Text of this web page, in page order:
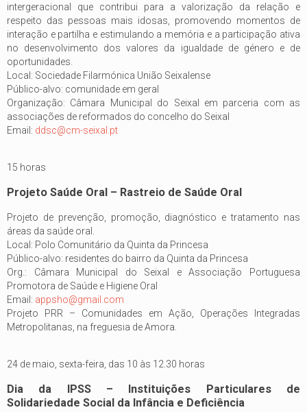
intergeracional que contribui para a valorização da relação e
respeito das pessoas mais idosas, promovendo momentos de
interação e partilha e estimulando a memória e a participação ativa
no desenvolvimento dos valores da igualdade de género e de
oportunidades.
Local: Sociedade Filarmónica União Seixalense
Público-alvo: comunidade em geral
Organização: Câmara Municipal do Seixal em parceria com as
associações de reformados do concelho do Seixal
Email: ddsc@cm-seixal.pt
15 horas
Projeto Saúde Oral – Rastreio de Saúde Oral
Projeto de prevenção, promoção, diagnóstico e tratamento nas
áreas da saúde oral.
Local: Polo Comunitário da Quinta da Princesa
Público-alvo: residentes do bairro da Quinta da Princesa
Org.: Câmara Municipal do Seixal e Associação Portuguesa
Promotora de Saúde e Higiene Oral
Email: appsho@gmail.com
Projeto PRR – Comunidades em Ação, Operações Integradas
Metropolitanas, na freguesia de Amora.
24 de maio, sexta-feira, das 10 às 12.30 horas
Dia da IPSS – Instituições Particulares de
Solidariedade Social da Infância e Deficiência